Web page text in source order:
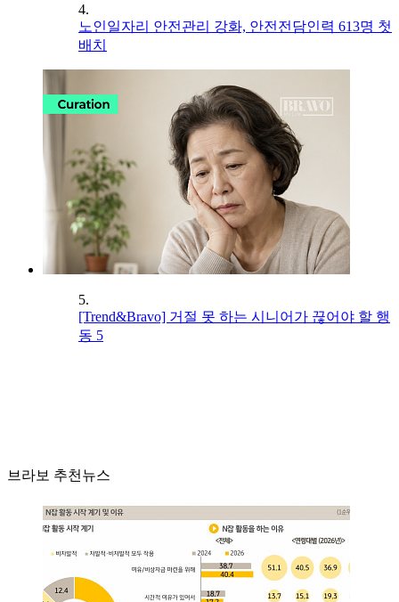
4.
노인일자리 안전관리 강화, 안전전담인력 613명 첫
배치
5.
[Trend&Bravo] 거절 못 하는 시니어가 끊어야 할 행
동 5
브라보 추천뉴스